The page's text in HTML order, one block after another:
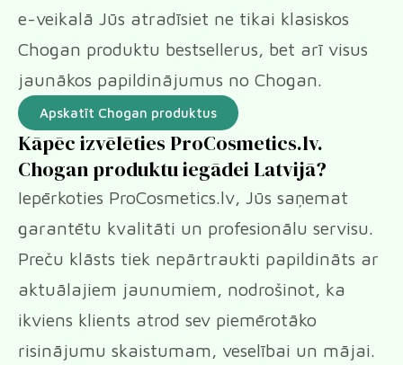
e-veikalā Jūs atradīsiet ne tikai klasiskos
Chogan produktu bestsellerus, bet arī visus
jaunākos papildinājumus no Chogan.
Apskatīt Chogan produktus
Kāpēc izvēlēties ProCosmetics.lv.
Chogan produktu iegādei Latvijā?
Iepērkoties ProCosmetics.lv, Jūs saņemat
garantētu kvalitāti un profesionālu servisu.
Preču klāsts tiek nepārtraukti papildināts ar
aktuālajiem jaunumiem, nodrošinot, ka
ikviens klients atrod sev piemērotāko
risinājumu skaistumam, veselībai un mājai.